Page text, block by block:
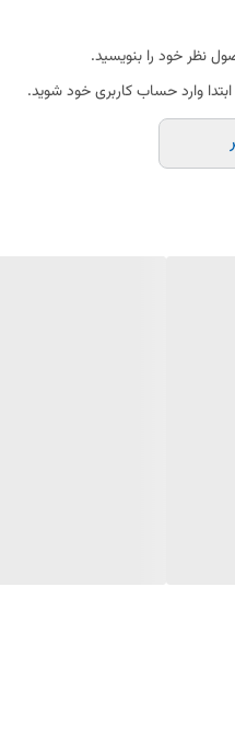
نظر خود را بنویسید.
وارد حساب کاربری خود شوید.